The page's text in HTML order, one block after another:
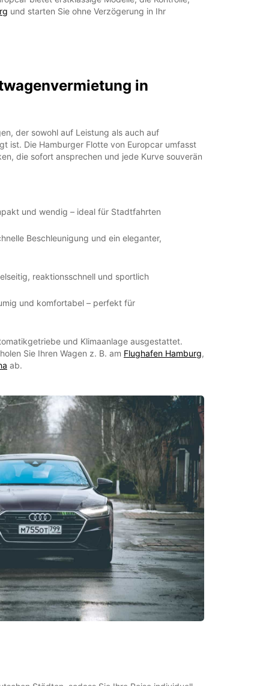
und starten Sie ohne Verzögerung in Ihr
in
der sowohl auf Leistung als auch auf
ist. Die Hamburger Flotte von Europcar umfasst
die sofort ansprechen und jede Kurve souverän
und wendig – ideal für Stadtfahrten
Beschleunigung und ein eleganter,
reaktionsschnell und sportlich
und komfortabel – perfekt für
und Klimaanlage ausgestattet.
Sie Ihren Wagen z. B. am Flughafen Hamburg,
ab.